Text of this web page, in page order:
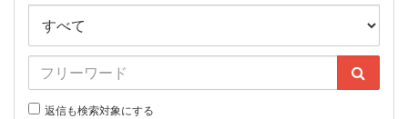
返信も検索対象にする